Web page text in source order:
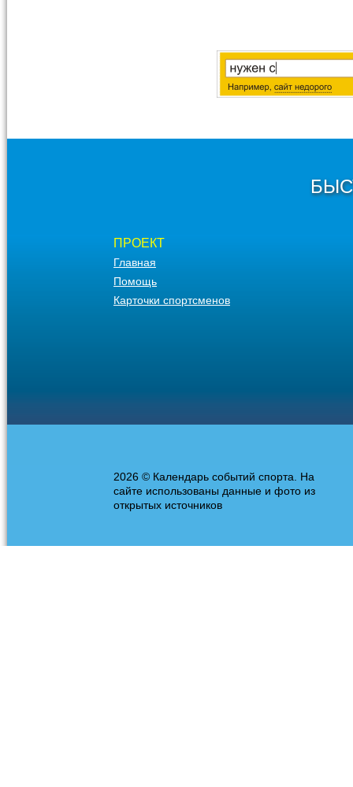
ПРОЕКТ
Главная
Помощь
Карточки спортсменов
2026 © Календарь событий спорта. На
сайте использованы данные и фото из
открытых источников